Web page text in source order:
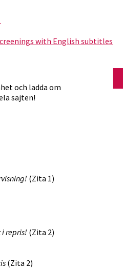
with English subtitles
och ladda om
sajten!
(Zita 1)
repris! (Zita 2)
(Zita 2)